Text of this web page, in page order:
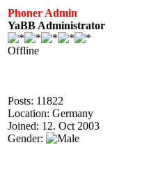
Phoner Admin
YaBB Administrator
Offline
Posts: 11822
Location: Germany
Joined: 12. Oct 2003
Gender: